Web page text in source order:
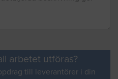
arbetet utföras?
till leverantörer i din